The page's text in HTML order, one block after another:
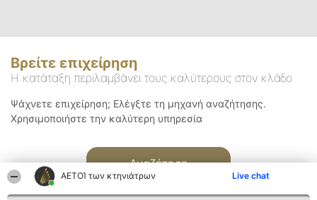
ΑΕΤΟΊ των κτηνιάτρων Live chat
Βρείτε επιχείρηση
Η κατάταξη περιλαμβάνει τους καλύτερους στον κλάδο
Ψάχνετε επιχείρηση; Ελέγξτε τη μηχανή αναζήτησης.
Χρησιμοποιήστε την καλύτερη υπηρεσία
Αναζήτηση